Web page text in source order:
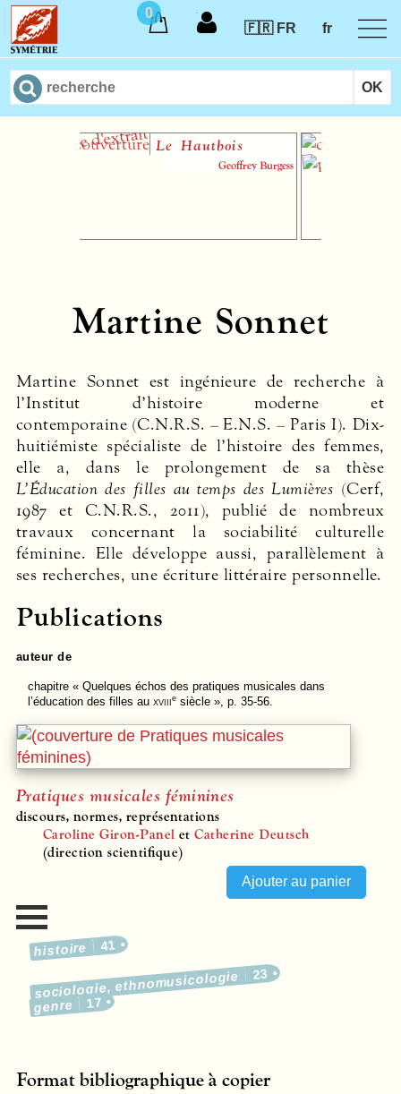
0
🇫🇷 FR
fr
Le Hautbois
Geoffrey Burgess
Martine Sonnet
Martine Sonnet est ingénieure de recherche à
l’Institut d’histoire moderne et
contemporaine (C.N.R.S. – E.N.S. – Paris I). Dix-
huitiémiste spécialiste de l’histoire des femmes,
elle a, dans le prolongement de sa thèse
L’Éducation des filles au temps des Lumières (Cerf,
1987 et C.N.R.S., 2011), publié de nombreux
travaux concernant la sociabilité culturelle
féminine. Elle développe aussi, parallèlement à
ses recherches, une écriture littéraire personnelle.
Publications
auteur de
chapitre« Quelques échos des pratiques musicales dans
l’éducation des filles au xviiiesiècle », p. 35-56.
Pratiques musicales féminines
discours, normes, représentations
Caroline Giron-Panel etCatherine Deutsch
(direction scientifique)
histoire 41
sociologie, ethnomusicologie 23
genre 17
Format bibliographique à copier